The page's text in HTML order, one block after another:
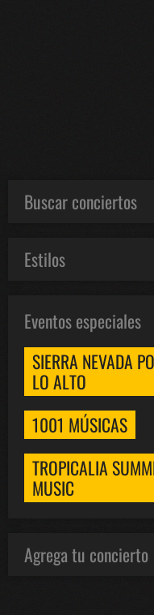
Buscar conciertos
Estilos
Eventos especiales
SIERRA NEVADA
LO ALTO
1001 MÚSICAS
TROPICALIA
MUSIC
Agrega tu concierto